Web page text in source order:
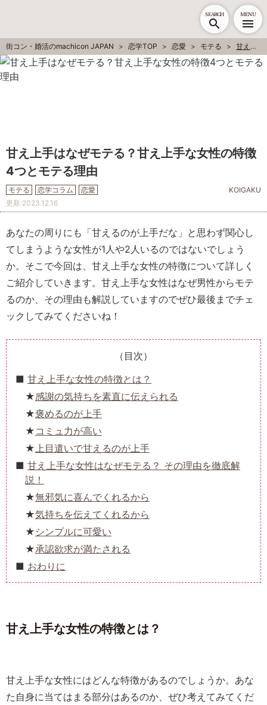
SEARCH MENU
街コン・婚活のmachicon JAPAN 恋学TOP 恋愛 モテる 甘え上手はなぜモテる？甘え上手な女性の特徴4つとモテる理由
甘え上手はなぜモテる？甘え上手な女性の特徴
4つとモテる理由
モテる 恋学コラム 恋愛
KOIGAKU
更新:2023.12.16
あなたの周りにも「甘えるのが上手だな」と思わず関心し
てしまうような女性が1人や2人いるのではないでしょう
か。そこで今回は、甘え上手な女性の特徴について詳しく
ご紹介していきます。甘え上手な女性はなぜ男性からモテ
るのか、その理由も解説していますのでぜひ最後までチェ
ックしてみてくださいね！
（目次）
甘え上手な女性の特徴とは？
感謝の気持ちを素直に伝えられる
褒めるのが上手
コミュ力が高い
上目遣いで甘えるのが上手
甘え上手な女性はなぜモテる？ その理由を徹底解
説！
無邪気に喜んでくれるから
気持ちを伝えてくれるから
シンプルに可愛い
承認欲求が満たされる
おわりに
甘え上手な女性の特徴とは？
甘え上手な女性にはどんな特徴があるのでしょうか。あな
た自身に当てはまる部分はあるのか、ぜひ考えてみてくだ